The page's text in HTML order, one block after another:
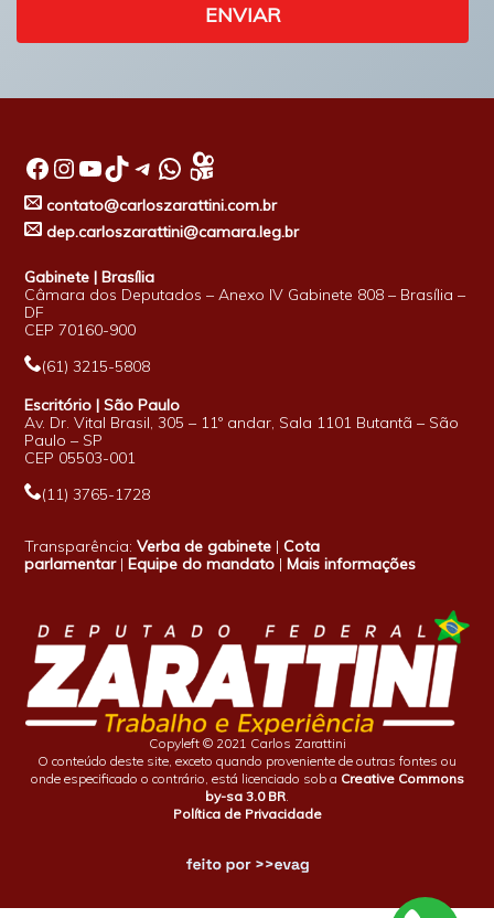
ENVIAR
Facebook InstagramYoutube TikTok Telegram WhatsApp
contato@carloszarattini.com.br
dep.carloszarattini@camara.leg.br
Gabinete | Brasília
Câmara dos Deputados – Anexo IV Gabinete 808 – Brasília –
DF
CEP 70160-900
(61) 3215-5808
Escritório | São Paulo
Av. Dr. Vital Brasil, 305 – 11º andar, Sala 1101 Butantã – São
Paulo – SP
CEP 05503-001
(11) 3765-1728
Transparência:Verba de gabinete |Cota
parlamentar|Equipe do mandato |Mais informações
Copyleft © 2021 Carlos Zarattini
O conteúdo deste site, exceto quando proveniente de outras fontes ou
onde especificado o contrário, está licenciado sob a Creative Commons
by-sa 3.0 BR
Política de Privacidade